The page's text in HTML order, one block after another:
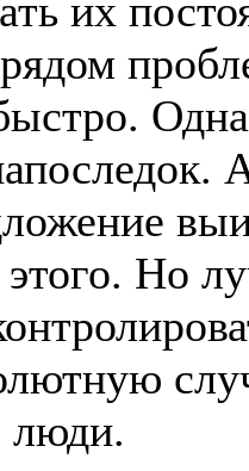
их
рядом
этого. Но
люди.